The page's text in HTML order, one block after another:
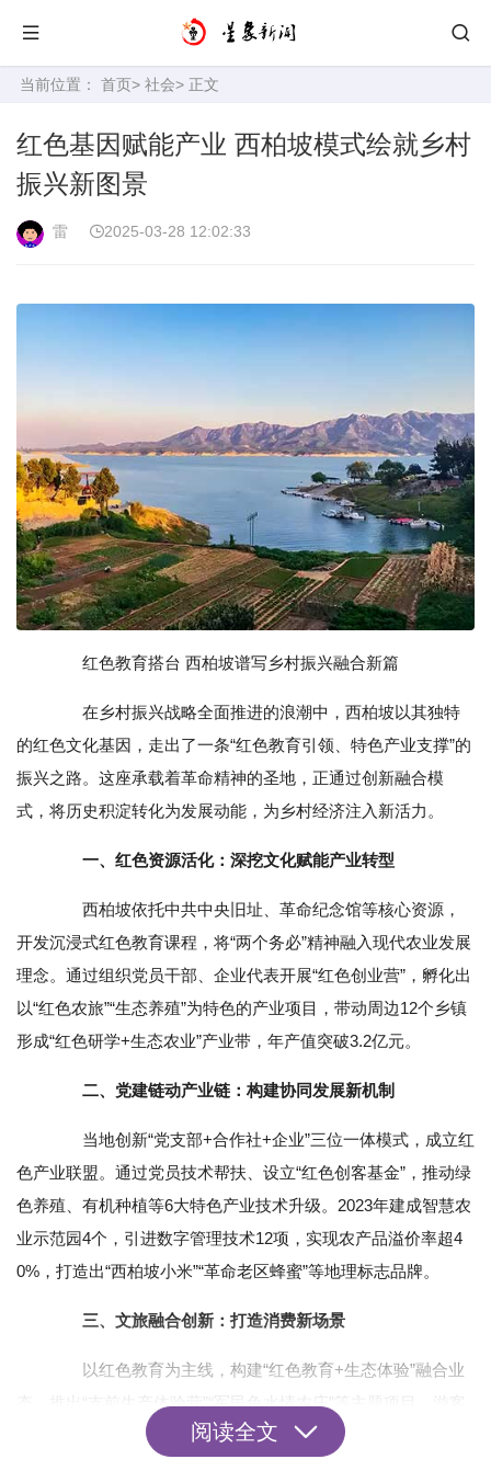
当前位置： 首页> 社会> 正文
红色基因赋能产业 西柏坡模式绘就乡村
振兴新图景
雷 2025-03-28 12:02:33
红色教育搭台 西柏坡谱写乡村振兴融合新篇‌
在乡村振兴战略全面推进的浪潮中，西柏坡以其独特
的红色文化基因，走出了一条“红色教育引领、特色产业支撑”的
振兴之路。这座承载着革命精神的圣地，正通过创新融合模
式，将历史积淀转化为发展动能，为乡村经济注入新活力。
一、红色资源活化：深挖文化赋能产业转型‌
西柏坡依托中共中央旧址、革命纪念馆等核心资源，
开发沉浸式红色教育课程，将“两个务必”精神融入现代农业发展
理念。通过组织党员干部、企业代表开展“红色创业营”，孵化出
以“红色农旅”“生态养殖”为特色的产业项目，带动周边12个乡镇
形成“红色研学+生态农业”产业带，年产值突破3.2亿元。
二、党建链动产业链：构建协同发展新机制‌
当地创新“党支部+合作社+企业”三位一体模式，成立红
色产业联盟。通过党员技术帮扶、设立“红色创客基金”，推动绿
色养殖、有机种植等6大特色产业技术升级。2023年建成智慧农
业示范园4个，引进数字管理技术12项，实现农产品溢价率超4
0%，打造出“西柏坡小米”“革命老区蜂蜜”等地理标志品牌。
三、文旅融合创新：打造消费新场景‌
以红色教育为主线，构建“红色教育+生态体验”融合业
态。推出“支前生产体验营”“军民鱼水情农庄”等主题项目，游客
可参与农耕劳作、畜牧养殖等实践，带动农产品直销与民宿经
阅读全文